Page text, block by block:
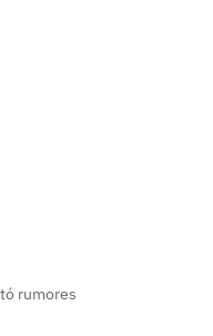
rumores